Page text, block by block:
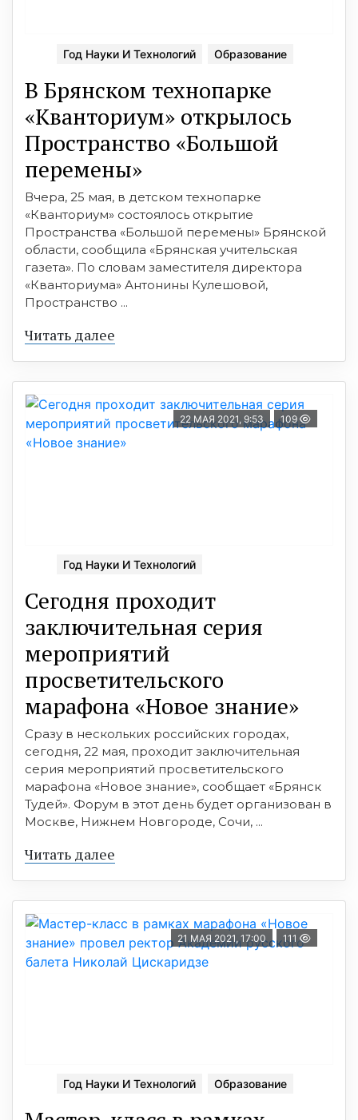
Год Науки И Технологий Образование
В Брянском технопарке
«Кванториум» открылось
Пространство «Большой
перемены»
Вчера, 25 мая, в детском технопарке
«Кванториум» состоялось открытие
Пространства «Большой перемены» Брянской
области, сообщила «Брянская учительская
газета». По словам заместителя директора
«Кванториума» Антонины Кулешовой,
Пространство ...
Читать далее
22 МАЯ 2021, 9:53 109
Год Науки И Технологий
Сегодня проходит
заключительная серия
мероприятий
просветительского
марафона «Новое знание»
Сразу в нескольких российских городах,
сегодня, 22 мая, проходит заключительная
серия мероприятий просветительского
марафона «Новое знание», сообщает «Брянск
Тудей». Форум в этот день будет организован в
Москве, Нижнем Новгороде, Сочи, ...
Читать далее
21 МАЯ 2021, 17:00 111
Год Науки И Технологий Образование